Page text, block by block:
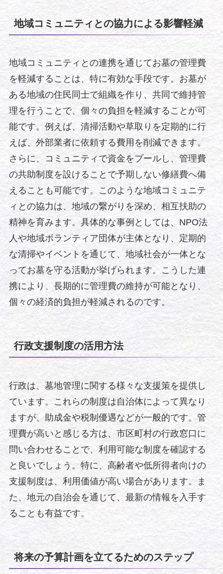
地域コミュニティとの協力による影響軽減
地域コミュニティとの連携を通じてお墓の管理費
を軽減することは、特に有効な手段です。お墓が
ある地域の住民同士で組織を作り、共同で維持管
理を行うことで、個々の負担を軽減することが可
能です。例えば、清掃活動や草取りを定期的に行
えば、外部業者に依頼する費用を削減できます。
さらに、コミュニティで資金をプールし、管理費
の共助制度を設けることで予期しない修繕費へ備
えることも可能です。このような地域コミュニテ
ィとの協力は、地域の繋がりを深め、相互扶助の
精神を育みます。具体的な事例としては、NPO法
人や地域ボランティア団体が主体となり、定期的
な清掃やイベントを通じて、地域社会が一体とな
ってお墓を守る活動が挙げられます。こうした連
携により、長期的に管理費の維持が可能となり、
個々の経済的負担が軽減されるのです。
行政支援制度の活用方法
行政は、墓地管理に関する様々な支援策を提供し
ています。これらの制度は自治体によって異なり
ますが、助成金や税制優遇などが一般的です。管
理費が高いと感じる方は、市区町村の行政窓口に
問い合わせることで、利用可能な制度を確認する
と良いでしょう。特に、高齢者や低所得者向けの
支援制度は、利用価値が高い場合があります。ま
た、地元の自治会を通じて、最新の情報を入手す
ることも有益です。
将来の予算計画を立てるためのステップ